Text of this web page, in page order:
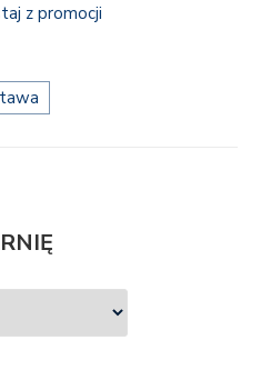
z promocji